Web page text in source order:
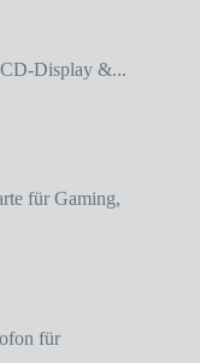
Display &...
für Gaming,
für